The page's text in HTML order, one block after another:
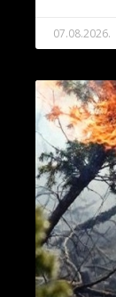
07.08.2026.